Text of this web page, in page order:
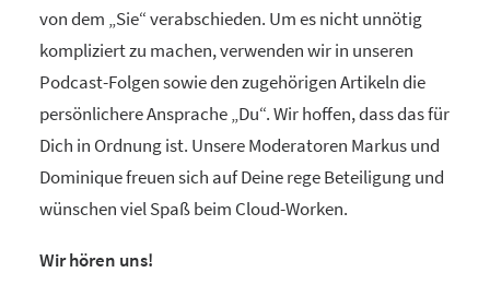
von dem „Sie“ verabschieden. Um es nicht unnötig
kompliziert zu machen, verwenden wir in unseren
Podcast-Folgen sowie den zugehörigen Artikeln die
persönlichere Ansprache „Du“. Wir hoffen, dass das für
Dich in Ordnung ist. Unsere Moderatoren Markus und
Dominique freuen sich auf Deine rege Beteiligung und
wünschen viel Spaß beim Cloud-Worken.
Wir hören uns!